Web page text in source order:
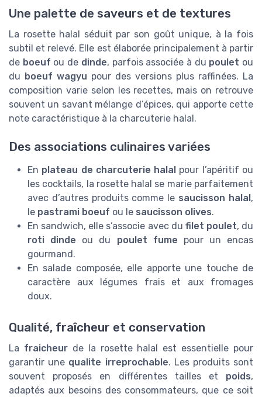
Une palette de saveurs et de textures
La rosette halal séduit par son goût unique, à la fois
subtil et relevé. Elle est élaborée principalement à partir
de boeuf ou de dinde, parfois associée à du poulet ou
du boeuf wagyu pour des versions plus raffinées. La
composition varie selon les recettes, mais on retrouve
souvent un savant mélange d’épices, qui apporte cette
note caractéristique à la charcuterie halal.
Des associations culinaires variées
En plateau de charcuterie halal pour l’apéritif ou
les cocktails, la rosette halal se marie parfaitement
avec d’autres produits comme le saucisson halal ,
le pastrami boeuf ou le saucisson olives.
En sandwich, elle s’associe avec du filet poulet, du
roti dinde ou du poulet fume pour un encas
gourmand.
En salade composée, elle apporte une touche de
caractère aux légumes frais et aux fromages
doux.
Qualité, fraîcheur et conservation
La fraicheurde la rosette halal est essentielle pour
garantir une qualite irreprochable. Les produits sont
souvent proposés en différentes tailles et poids,
adaptés aux besoins des consommateurs, que ce soit